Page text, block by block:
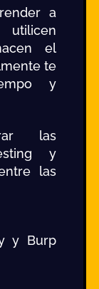
a
el
te
y
las
y
las
y Burp